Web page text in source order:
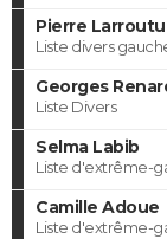
Pierre
Liste divers
Georges
Liste Divers
Selma Labib
Liste d'extrême-
Camille Adoue
Liste d'extrême-